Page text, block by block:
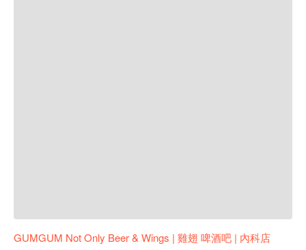
GUMGUM Not Only Beer & Wings | 雞翅 啤酒吧 | 內科店